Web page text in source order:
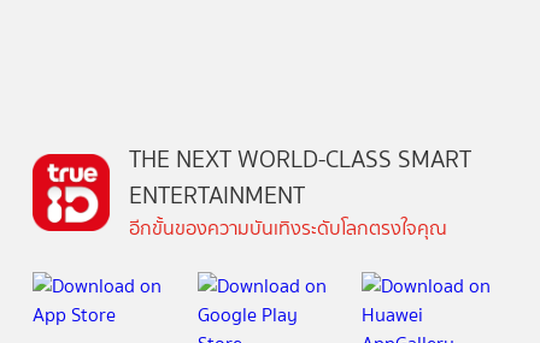
THE NEXT WORLD-CLASS SMART
ENTERTAINMENT
อีกขั้นของความบันเทิงระดับโลกตรงใจคุณ